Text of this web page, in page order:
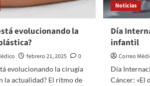
evolucionando la
febrero 21, 2025
0
evolucionando la cirugía
la actualidad? El ritmo de
Noticias
Día
infantil
Correo
Día
Cáncer: «El